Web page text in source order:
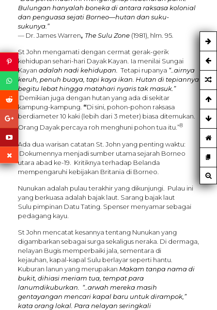
Bulungan hanyalah boneka di antara raksasa kolonial
dan penguasa sejati Borneo—hutan dan suku-
sukunya.”
— Dr. James Warren, The Sulu Zone(1981), hlm. 95.
St John mengamati dengan cermat gerak-gerik
kehidupan sehari-hari Dayak Kayan. Ia menilai Sungai
Kayan adalah nadi kehidupan.Tetapi rupanya “..airnya
keruh, penuh buaya, tapi kaya ikan. Hutan di tepiannya
begitu lebat hingga matahari nyaris tak masuk.”
Demikian juga dengan hutan yang ada di sekitar
kampung-kampung. “Di sini, pohon-pohon raksasa
berdiameter 10 kaki (lebih dari 3 meter) biasa ditemukan.
Orang Dayak percaya roh menghuni pohon tua itu.”8
Ada dua warisan catatan St. John yang penting waktu:
Dokumennya menjadi sumber utama sejarah Borneo
utara abad ke-19. Kritiknya terhadap Belanda
mempengaruhi kebijakan Britania di Borneo.
Nunukan adalah pulau terakhir yang dikunjungi. Pulau ini
yang berkuasa adalah bajak laut. Sarang bajak laut
Sulu pimpinan Datu Tating. Spenser menyamar sebagai
pedagang kayu.
St John mencatat kesannya tentang Nunukan yang
digambarkan sebagai surga sekaligus neraka. Di dermaga,
nelayan Bugis memperbaiki jala, sementara di
kejauhan, kapal-kapal Sulu berlayar seperti hantu.
Kuburan lanun yang merupakan Makam tanpa nama di
bukit, dihiasi meriam tua, tempat para
lanumdikuburkan. “..arwah mereka masih
gentayangan mencari kapal baru untuk dirampok,”
kata orang lokal. Para nelayan seringkali